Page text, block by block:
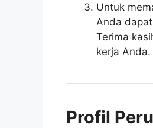
Untuk
Anda
Terima
kerja Anda.
Profil